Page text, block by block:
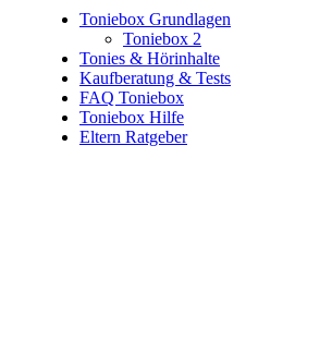
Toniebox Grundlagen
Toniebox 2
Tonies & Hörinhalte
Kaufberatung & Tests
FAQ Toniebox
Toniebox Hilfe
Eltern Ratgeber